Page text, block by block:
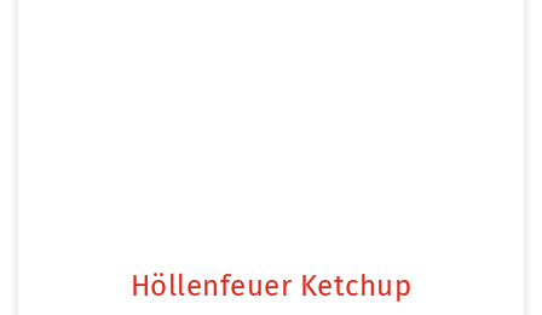
Höllenfeuer Ketchup